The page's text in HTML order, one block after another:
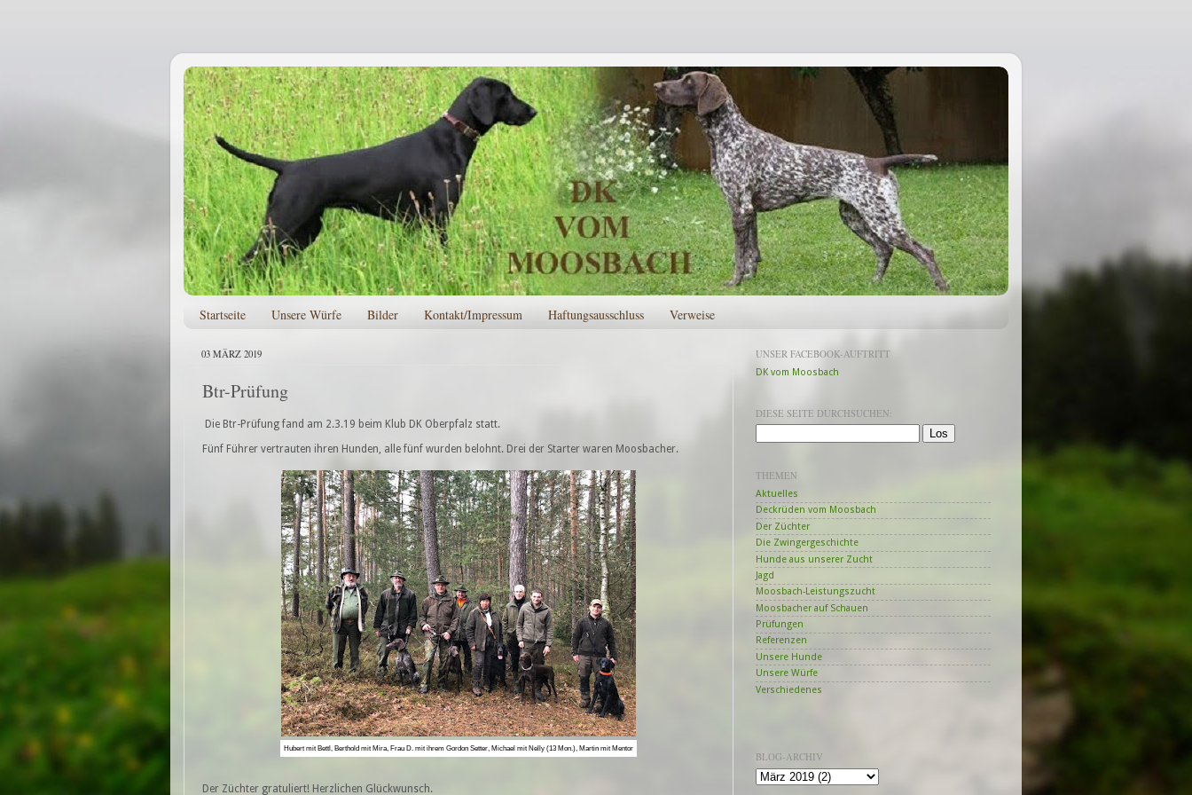
Startseite Unsere Würfe Bilder Kontakt/Impressum Haftungsausschluss Verweise
03 MÄRZ 2019
Btr-Prüfung
Die Btr-Prüfung fand am 2.3.19 beim Klub DK Oberpfalz statt.
Fünf Führer vertrauten ihren Hunden, alle fünf wurden belohnt. Drei der Starter waren Moosbacher.
Hubert mit Bettl, Berthold mit Mira, Frau D. mit ihrem Gordon Setter, Michael mit Nelly (13 Mon.), Martin mit Mentor
Der Züchter gratuliert! Herzlichen Glückwunsch.
UNSER FACEBOOK-AUFTRITT
DK vom Moosbach
DIESE SEITE DURCHSUCHEN:
THEMEN
Aktuelles
Deckrüden vom Moosbach
Der Züchter
Die Zwingergeschichte
Hunde aus unserer Zucht
Jagd
Moosbach-Leistungszucht
Moosbacher auf Schauen
Prüfungen
Referenzen
Unsere Hunde
Unsere Würfe
Verschiedenes
BLOG-ARCHIV